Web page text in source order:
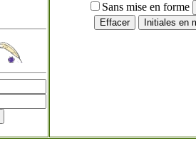
Sans mise en forme